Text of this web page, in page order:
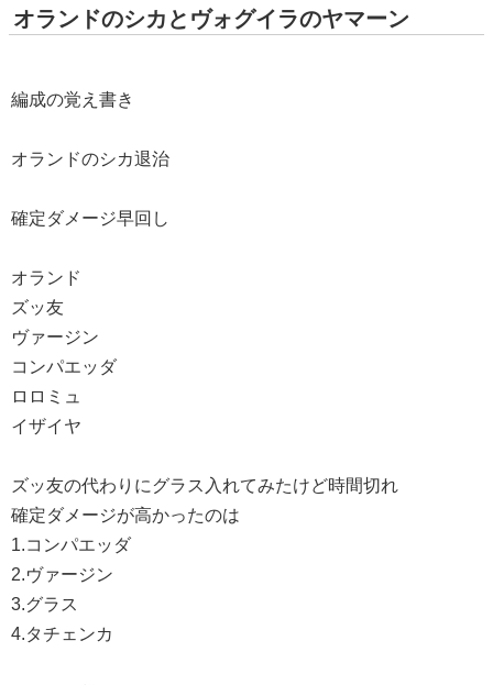
オランドのシカとヴォグイラのヤマーン
編成の覚え書き
オランドのシカ退治
確定ダメージ早回し
オランド
ズッ友
ヴァージン
コンパエッダ
ロロミュ
イザイヤ
ズッ友の代わりにグラス入れてみたけど時間切れ
確定ダメージが高かったのは
1.コンパエッダ
2.ヴァージン
3.グラス
4.タチェンカ